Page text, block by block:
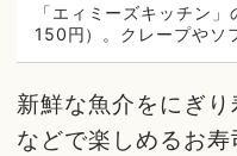
「エィミーズキッチン
150円）。クレープやソ
新鮮な魚介をにぎ
などで楽しめるお